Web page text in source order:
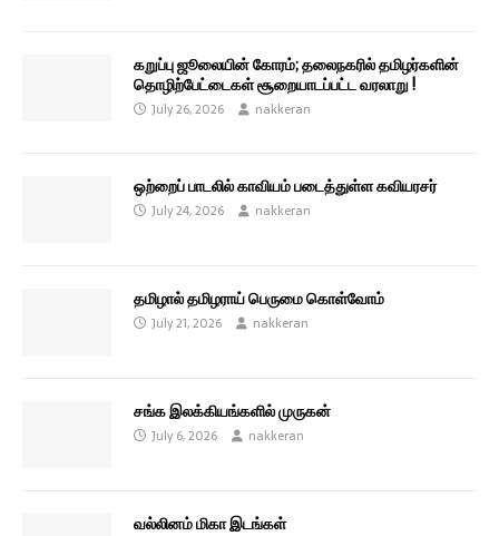
கறுப்பு ஜூலையின் கோரம்; தலைநகரில் தமிழர்களின்
தொழிற்பேட்டைகள் சூறையாடப்பட்ட வரலாறு !
July 26, 2026 nakkeran
ஒற்றைப் பாடலில் காவியம் படைத்துள்ள கவியரசர்
July 24, 2026 nakkeran
தமிழால் தமிழராய் பெருமை கொள்வோம்
July 21, 2026 nakkeran
சங்க இலக்கியங்களில் முருகன்
July 6, 2026 nakkeran
வல்லினம் மிகா இடங்கள்